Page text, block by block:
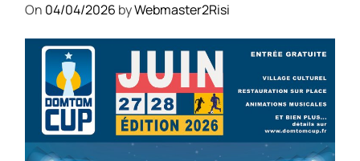
On 04/04/2026 byWebmaster2Risi